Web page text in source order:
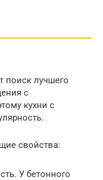
поиск лучшего
с
кухни с
свойства:
У бетонного